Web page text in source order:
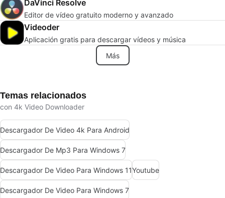
DaVinci Resolve
Editor de vídeo gratuito moderno y avanzado
Videoder
Aplicación gratis para descargar vídeos y música
Más
Temas relacionados
con 4k Video Downloader
Descargador De Video 4k Para Android
Descargador De Mp3 Para Windows 7
Descargador De Video Para Windows 11Youtube
Descargador De Video Para Windows 7